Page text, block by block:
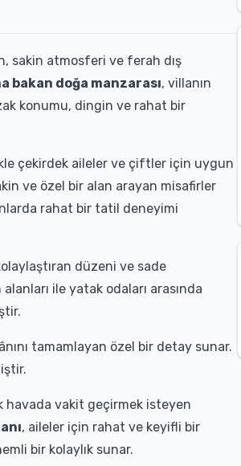
sakin atmosferi ve ferah dış
bakan doğa manzarası, villanın
konumu, dingin ve rahat bir
çekirdek aileler ve çiftler için uygun
ve özel bir alan arayan misafirler
rahat bir tatil deneyimi
düzeni ve sade
ile yatak odaları arasında
tamamlayan özel bir detay sunar.
havada vakit geçirmek isteyen
, aileler için rahat ve keyifli bir
bir kolaylık sunar.